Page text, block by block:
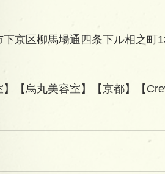
下京区柳馬場通四条下ル相之町
】【烏丸美容室】【京都】【